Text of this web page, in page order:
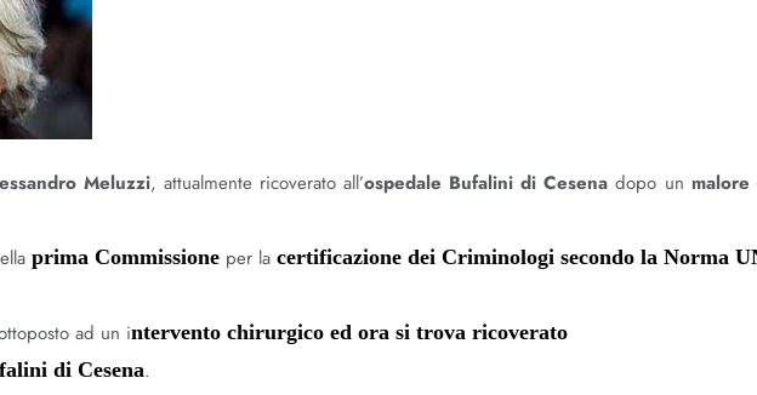
Meluzzi, attualmente ricoverato all’ospedale Bufalini di Cesena dopo un malore
prima Commissione per la certificazione dei Criminologi secondo la Norma
ad un intervento chirurgico ed ora si trova ricoverato
di Cesena.